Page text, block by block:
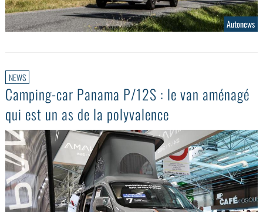
Autonews
NEWS
Camping-car Panama P/12S : le van aménagé
qui est un as de la polyvalence